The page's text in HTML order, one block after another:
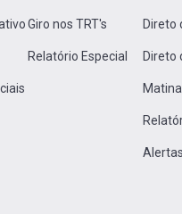
Giro nos TRT's
Relatório Especial
Direto
Direto
Matinal
Alertas